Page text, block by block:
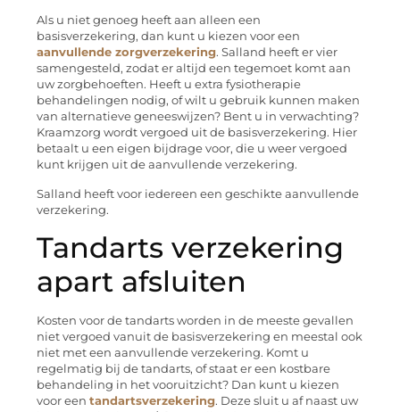
Als u niet genoeg heeft aan alleen een
basisverzekering, dan kunt u kiezen voor een
aanvullende zorgverzekering. Salland heeft er vier
samengesteld, zodat er altijd een tegemoet komt aan
uw zorgbehoeften. Heeft u extra fysiotherapie
behandelingen nodig, of wilt u gebruik kunnen maken
van alternatieve geneeswijzen? Bent u in verwachting?
Kraamzorg wordt vergoed uit de basisverzekering. Hier
betaalt u een eigen bijdrage voor, die u weer vergoed
kunt krijgen uit de aanvullende verzekering.
Salland heeft voor iedereen een geschikte aanvullende
verzekering.
Tandarts verzekering
apart afsluiten
Kosten voor de tandarts worden in de meeste gevallen
niet vergoed vanuit de basisverzekering en meestal ook
niet met een aanvullende verzekering. Komt u
regelmatig bij de tandarts, of staat er een kostbare
behandeling in het vooruitzicht? Dan kunt u kiezen
voor een tandartsverzekering. Deze sluit u af naast uw